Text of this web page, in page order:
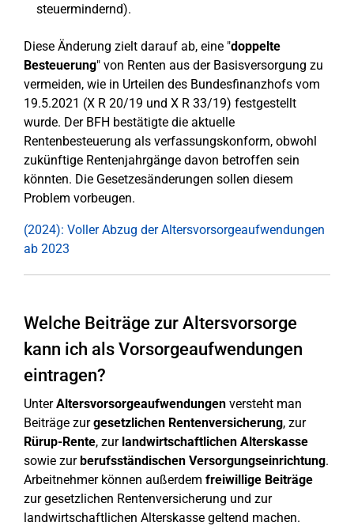
steuermindernd).
Diese Änderung zielt darauf ab, eine "doppelte
Besteuerung" von Renten aus der Basisversorgung zu
vermeiden, wie in Urteilen des Bundesfinanzhofs vom
19.5.2021 (X R 20/19 und X R 33/19) festgestellt
wurde. Der BFH bestätigte die aktuelle
Rentenbesteuerung als verfassungskonform, obwohl
zukünftige Rentenjahrgänge davon betroffen sein
könnten. Die Gesetzesänderungen sollen diesem
Problem vorbeugen.
(2024): Voller Abzug der Altersvorsorgeaufwendungen
ab 2023
Welche Beiträge zur Altersvorsorge
kann ich als Vorsorgeaufwendungen
eintragen?
UnterAltersvorsorgeaufwendungen versteht man
Beiträge zurgesetzlichen Rentenversicherung, zur
Rürup-Rente, zur landwirtschaftlichen Alterskasse
sowie zurberufsständischen Versorgungseinrichtung.
Arbeitnehmer können außerdem freiwillige Beiträge
zur gesetzlichen Rentenversicherung und zur
landwirtschaftlichen Alterskasse geltend machen.